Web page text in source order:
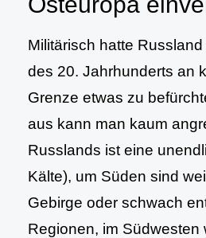
Militärisch hatte
des 20. Jahrhunderts an
Grenze etwas zu
aus kann man kaum
Russlands ist eine
Kälte), um Süden sind
Gebirge oder schwach
Regionen, im Südwesten